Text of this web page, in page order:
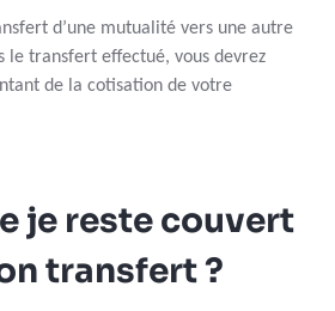
d’une mutualité vers une autre
le transfert effectué, vous devrez
de la cotisation de votre
je reste couvert
transfert ?